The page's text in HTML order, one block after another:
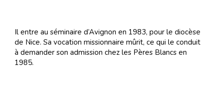
Il entre au séminaire d’Avignon en 1983, pour le diocèse
de Nice. Sa vocation missionnaire mûrit, ce qui le conduit
à demander son admission chez les Pères Blancs en
1985.